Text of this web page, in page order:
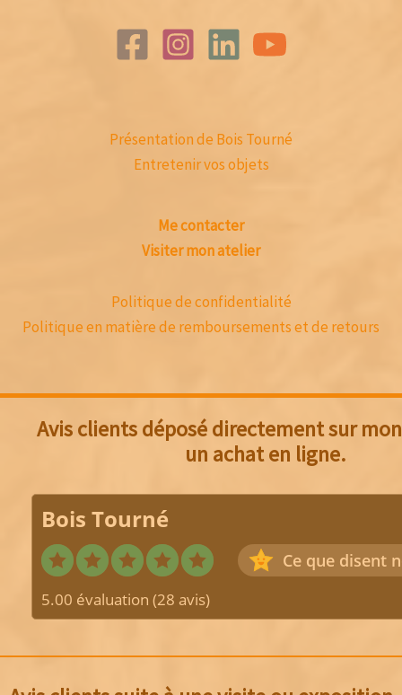
Présentation de Bois Tourné
Entretenir vos objets
Me contacter
Visiter mon atelier
Politique de confidentialité
Politique en matière de remboursements et de retours
Avis clients déposé directement sur
un achat en ligne.
Bois Tourné
Ce que disent
5.00 évaluation (28 avis)